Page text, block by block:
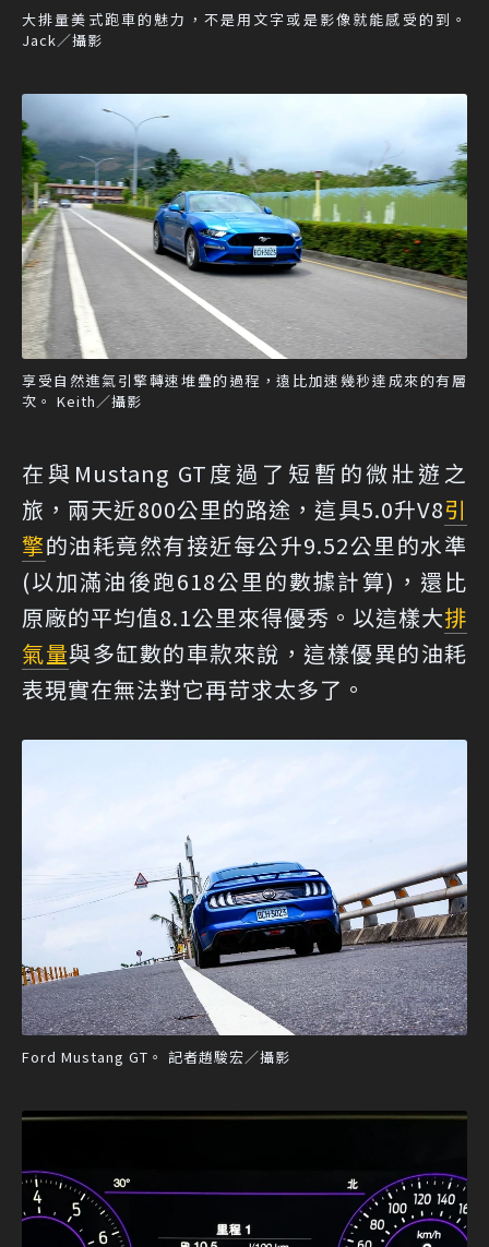
大排量美式跑車的魅力，不是用文字或是影像就能感受的到。
Jack／攝影
享受自然進氣引擎轉速堆疊的過程，遠比加速幾秒達成來的有層
次。 Keith／攝影
在與Mustang GT度過了短暫的微壯遊之
旅，兩天近800公里的路途，這具5.0升V8引
擎的油耗竟然有接近每公升9.52公里的水準
(以加滿油後跑618公里的數據計算)，還比
原廠的平均值8.1公里來得優秀。以這樣大排
氣量與多缸數的車款來說，這樣優異的油耗
表現實在無法對它再苛求太多了。
Ford Mustang GT。 記者趙駿宏／攝影